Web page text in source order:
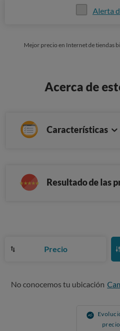
Alerta
Mejor precio en Internet de tiendas
Acerca de
Características
Resultado de las
Precio
No conocemos tu ubicación
precio